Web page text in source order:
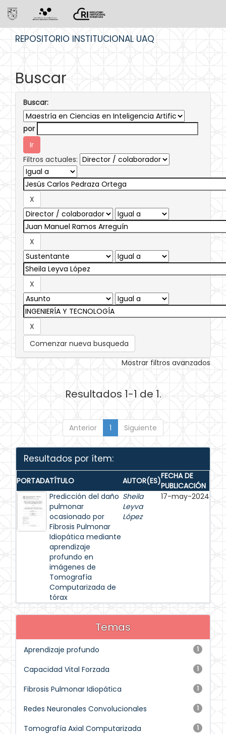
REPOSITORIO INSTITUCIONAL UAQ
Buscar
Buscar:
por
Filtros actuales:
Comenzar nueva busqueda
Mostrar filtros avanzados
Resultados 1-1 de 1.
Anterior 1 Siguiente
Resultados por ítem:
PORTADATÍTULO AUTOR(ES)FECHA DE
PUBLICACIÓN
Predicción del daño
pulmonar
ocasionado por
Fibrosis Pulmonar
Idiopática mediante
aprendizaje
profundo en
imágenes de
Tomografía
Computarizada de
tórax
Sheila
Leyva
López
17-may-2024
Temas
1
Aprendizaje profundo
1
Capacidad Vital Forzada
1
Fibrosis Pulmonar Idiopática
1
Redes Neuronales Convolucionales
1
Tomografía Axial Computarizada